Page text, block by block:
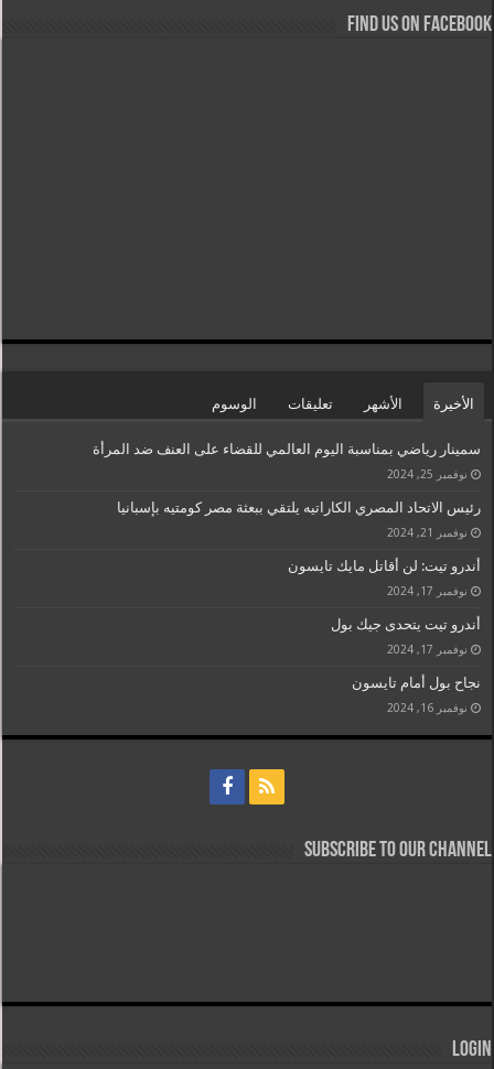
Find us on Facebook
الأخيرة الأشهر تعليقات الوسوم
سمينار رياضي بمناسبة اليوم العالمي للقضاء على العنف ضد المرأة
نوفمبر 25, 2024
رئيس الاتحاد المصري الكاراتيه يلتقي ببعثة مصر كومتيه بإسبانيا
نوفمبر 21, 2024
أندرو تيت: لن أقاتل مايك تايسون
نوفمبر 17, 2024
أندرو تيت يتحدى جيك بول
نوفمبر 17, 2024
نجاح بول أمام تايسون
نوفمبر 16, 2024
Subscribe to our Channel
Login